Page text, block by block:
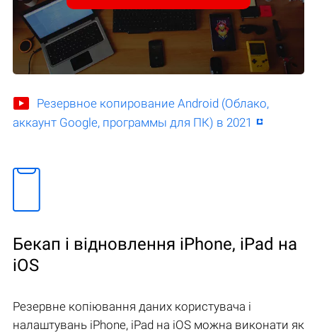
Резервное копирование Android (Облако,
аккаунт Google, программы для ПК) в 2021
Бекап і відновлення iPhone, iPad на
iOS
Резервне копіювання даних користувача і
налаштувань iPhone, iPad на iOS можна виконати як